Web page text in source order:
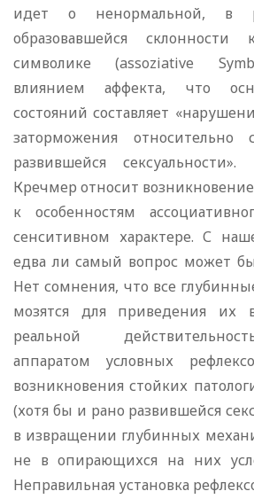
идет о ненормальной, в
образовавшейся склонности
символике (assoziative
влиянием аффекта, что
состояний составляет
заторможения
развившейся
Кречмер относит
к особенностям
сенситивном характере. С
едва ли самый вопрос может
Нет сомнения, что все
мозятся для приведения их
реальной
аппаратом условных
возникновения стойких
(хотя бы и рано развившейся
в извращении глубинных
не в опирающихся на них
Неправильная установка